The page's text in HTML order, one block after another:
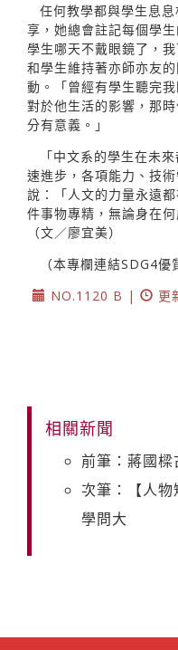
任何教學都與學生息
享，她總會註記每個學
學生哪天不戴眼鏡了，
和學生維持著亦師亦友
動。「曾經有學生聽完
對於他生活的影響，那
分有意義。」
「中文系的學生在未
速進步，各項能力、技
說：「人文的力量永遠
件事物專精，無論身在
（文／廖宜美）
（本專欄連結SDG4優
NO.1120 B |
更
相關新聞
前筆：蔣國
次筆：【人
學問大